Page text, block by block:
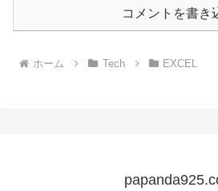
コメントを書き
ホーム Tech EXCEL